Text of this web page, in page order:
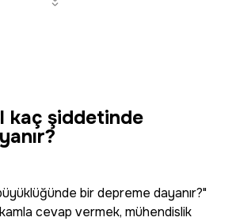
kaç şiddetinde
bir depreme dayanır?"
cevap vermek, mühendislik